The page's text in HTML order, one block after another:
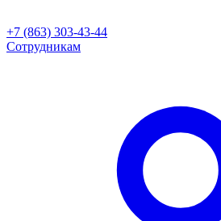
+7 (863) 303-43-44
Сотрудникам